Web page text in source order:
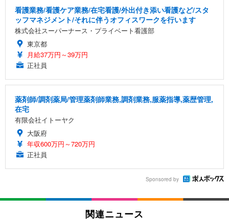
看護業務/看護ケア業務/在宅看護/外出付き添い看護など/スタ
ッフマネジメント/それに伴うオフィスワークを行います
株式会社スーパーナース・プライベート看護部
東京都
月給37万円～39万円
正社員
薬剤師/調剤薬局/管理薬剤師業務,調剤業務,服薬指導,薬歴管理,
在宅
有限会社イトーヤク
大阪府
年収600万円～720万円
正社員
Sponsored by
関連ニュース